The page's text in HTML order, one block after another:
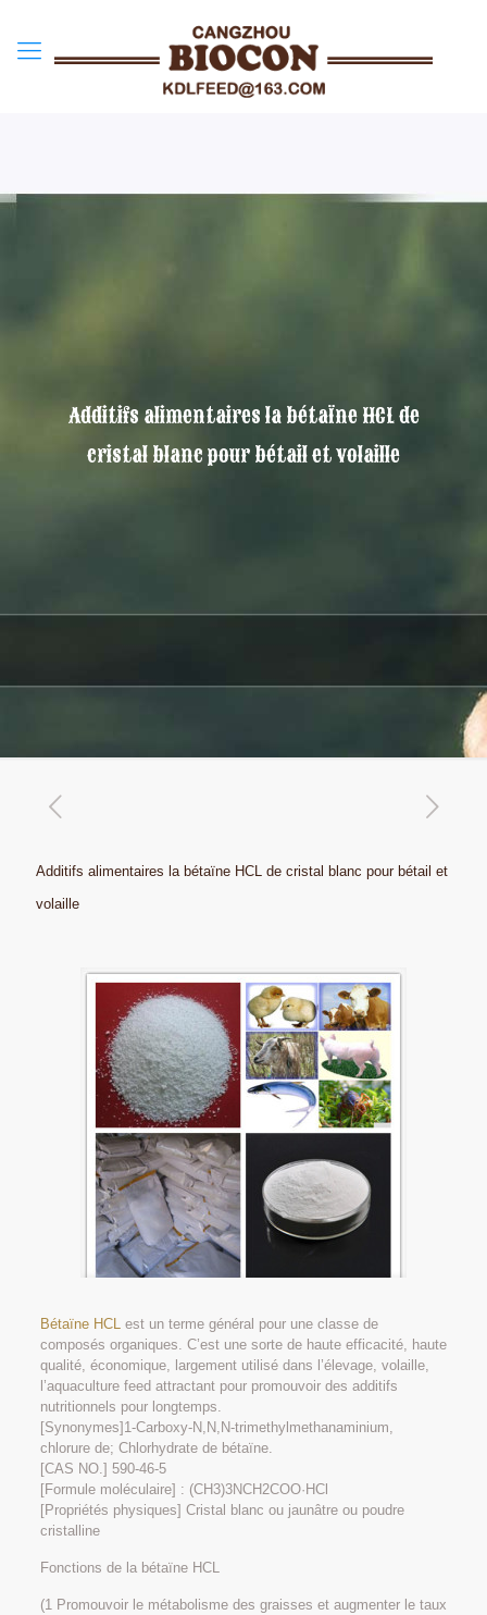
Additifs alimentaires la bétaïne HCL de
cristal blanc pour bétail et volaille
Additifs alimentaires la bétaïne HCL de cristal blanc pour bétail et
volaille
Bétaïne HCL est un terme général pour une classe de
composés organiques. C’est une sorte de haute efficacité, haute
qualité, économique, largement utilisé dans l’élevage, volaille,
l’aquaculture feed attractant pour promouvoir des additifs
nutritionnels pour longtemps.
[Synonymes]1-Carboxy-N,N,N-trimethylmethanaminium,
chlorure de; Chlorhydrate de bétaïne.
[CAS NO.] 590-46-5
[Formule moléculaire] : (CH3)3NCH2COO·HCl
[Propriétés physiques] Cristal blanc ou jaunâtre ou poudre
cristalline
Fonctions de la bétaïne HCL
(1 Promouvoir le métabolisme des graisses et augmenter le taux